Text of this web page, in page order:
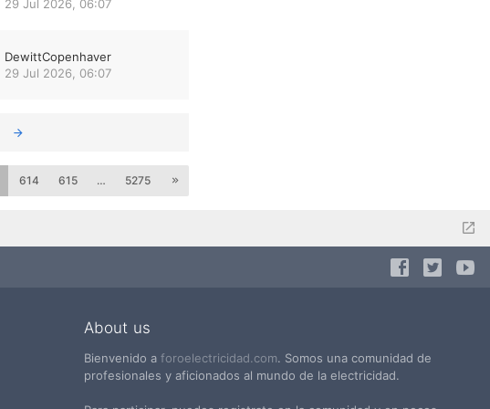
29 Jul 2026, 06:07
DewittCopenhaver
29 Jul 2026, 06:07
614 615 … 5275
About us
Bienvenido a foroelectricidad.com. Somos una comunidad de
profesionales y aficionados al mundo de la electricidad.